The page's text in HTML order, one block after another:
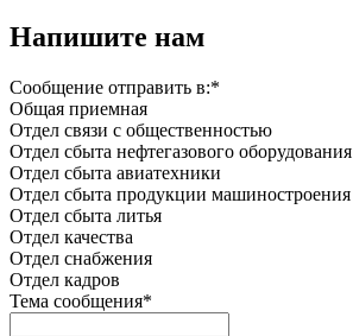
Напишите нам
Сообщение отправить в:*
Общая приемная
Отдел связи с общественностью
Oтдел сбыта нефтегазового оборудования
Отдел сбыта авиатехники
Отдел сбыта продукции машиностроения
Отдел сбыта литья
Отдел качества
Oтдел снабжения
Отдел кадров
Тема сообщения*